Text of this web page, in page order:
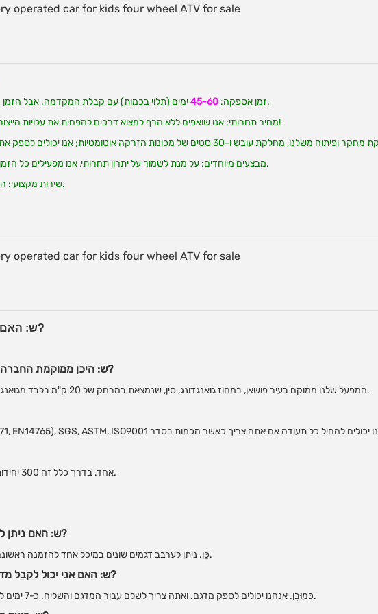
2. זמן אספקה: 45-60
ימים (תלוי בכמות) עם קבלת המקדמה. אבל הזמן המדויק הוא בהתאם למצב בפועל.
3. מחיר תחרותי: אנו שואפים ללא הרף למצוא דרכים להפחית את עלויות הייצור שלנו, ולהעביר את החיסכון אליך!
5. מבצעים מיוחדים: על מנת לשמור על יתרון תחרותי, אנו מפעילים כל הזמן מבצעים מיוחדים במבצעים שלנו.
6. שירות מקצועי: השב לפנייתך תוך 24 שעות עבודה.
ש: האם אתה מפעל או חברת מסחר?
ש: היכן ממוקמת החברה שלכם? איך אני יכול לבקר שם?
המפעל שלנו ממוקם בעיר פושאן, במחוז גואנגדונג, סין, שנמצאת במרחק של 20 ק"מ בלבד מגואנגג'ואו. ברוכים הבאים לבקר אותנו.
MOQ הוא הכמות עבור 40'HQ אחד. בדרך כלל זה 300 יחידות.
ש: האם ניתן לערבב דגמים שונים במיכל אחד?
כֵּן. ניתן לערבב דגמים שונים במיכל אחד להזמנה ראשונה. אבל לא יותר מחמישה פריטים.
ש: האם אני יכול לקבל מדגם כדי לבדוק את האיכות שלך?
כַּמוּבָן. אנחנו יכולים לספק מדגם. ואתה צריך לשלם עבור המדגם והשליח. כ-7 ימים לאחר קבלת התשלום, נשלח אותו.